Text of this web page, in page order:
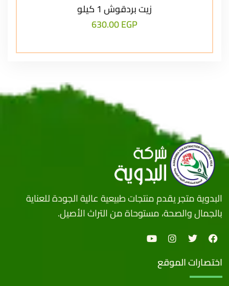
زيت بردقوش 1 كيلو
630.00EGP
البدوية متجر يقدم منتجات طبيعية عالية الجودة للعناية
بالجمال والصحة، مستوحاة من التراث الأصيل.
اختصارات الموقع